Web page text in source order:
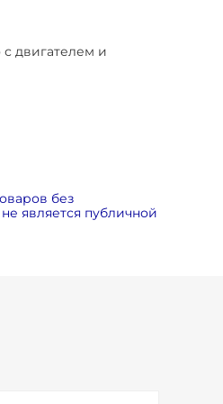
двигателем и
без
является публичной